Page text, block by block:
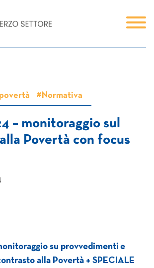
#Normativa
– monitoraggio sul
Povertà con focus
su provvedimenti e
alla Povertà + SPECIALE